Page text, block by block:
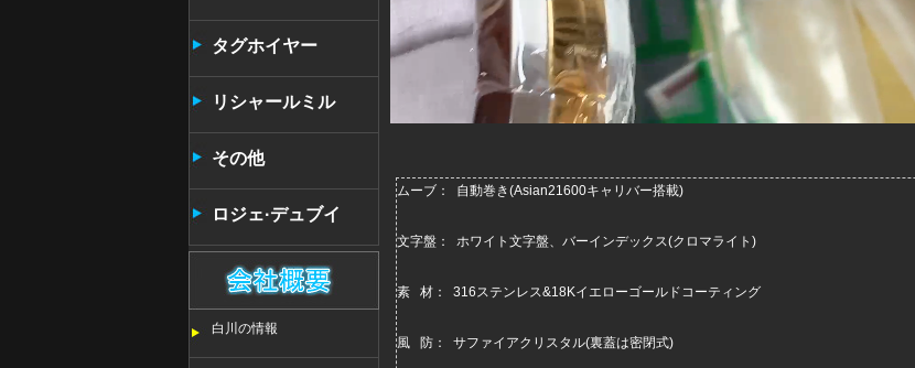
タンタン
タグホイヤー
リシャールミル
その他
ロジェ·デュブイ
白川の情報
ムーブ： 自動巻き(Asian21600キャリバー搭載)
文字盤： ホワイト文字盤、バーインデックス(クロマライト)
素 材： 316ステンレス&18Kイエローゴールドコーティング
風 防： サファイアクリスタル(裏蓋は密閉式)